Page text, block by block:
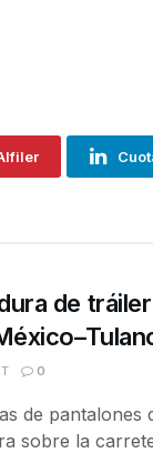
de
0
de pantalones
sobre la